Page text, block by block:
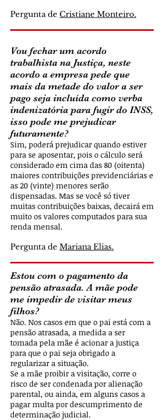
Pergunta de Cristiane Monteiro.
Vou fechar um acordo
trabalhista na Justiça, neste
acordo a empresa pede que
mais da metade do valor a ser
pago seja incluída como verba
indenizatória para fugir do INSS,
isso pode me prejudicar
futuramente?
Sim, poderá prejudicar quando estiver
para se aposentar, pois o cálculo será
considerado em cima das 80 (oitenta)
maiores contribuições previdenciárias e
as 20 (vinte) menores serão
dispensadas. Mas se você só tiver
muitas contribuições baixas, decairá em
muito os valores computados para sua
renda mensal.
Pergunta de Mariana Elias.
Estou com o pagamento da
pensão atrasada. A mãe pode
me impedir de visitar meus
filhos?
Não. Nos casos em que o pai está com a
pensão atrasada, a medida a ser
tomada pela mãe é acionar a justiça
para que o pai seja obrigado a
regularizar a situação.
Se a mãe proibir a visitação, corre o
risco de ser condenada por alienação
parental, ou ainda, em alguns casos a
pagar multa por descumprimento de
determinação judicial.